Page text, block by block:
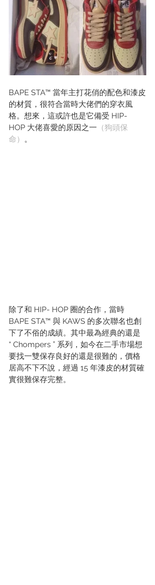
BAPE STA™ 當年主打花俏的配色和漆皮
的材質，很符合當時大佬們的穿衣風
格。想來，這或許也是它備受 HIP-
HOP 大佬喜愛的原因之一 （狗頭保
命） 。
除了和 HIP- HOP 圈的合作，當時
BAPE STA™ 與 KAWS 的多次聯名也創
下了不俗的成績。其中最為經典的還是
“ Chompers ” 系列，如今在二手市場想
要找一雙保存良好的還是很難的，價格
居高不下不說，經過 15 年漆皮的材質確
實很難保存完整。